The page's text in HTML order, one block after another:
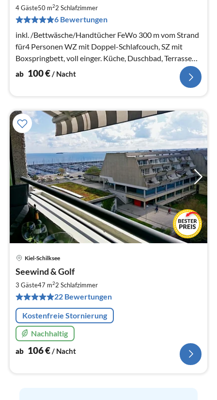
4 Gäste50 m22 Schlafzimmer
6 Bewertungen
inkl. /Bettwäsche/Handtücher FeWo 300 m vom Strand
für4 Personen WZ mit Doppel-Schlafcouch, SZ mit
Boxspringbett, voll einger. Küche, Duschbad, Terrasse
mit Gasgrill
ab 100€/ Nacht
Kiel-Schilksee
Seewind & Golf
3 Gäste47 m22 Schlafzimmer
22 Bewertungen
Kostenfreie Stornierung
Nachhaltig
ab 106€/ Nacht